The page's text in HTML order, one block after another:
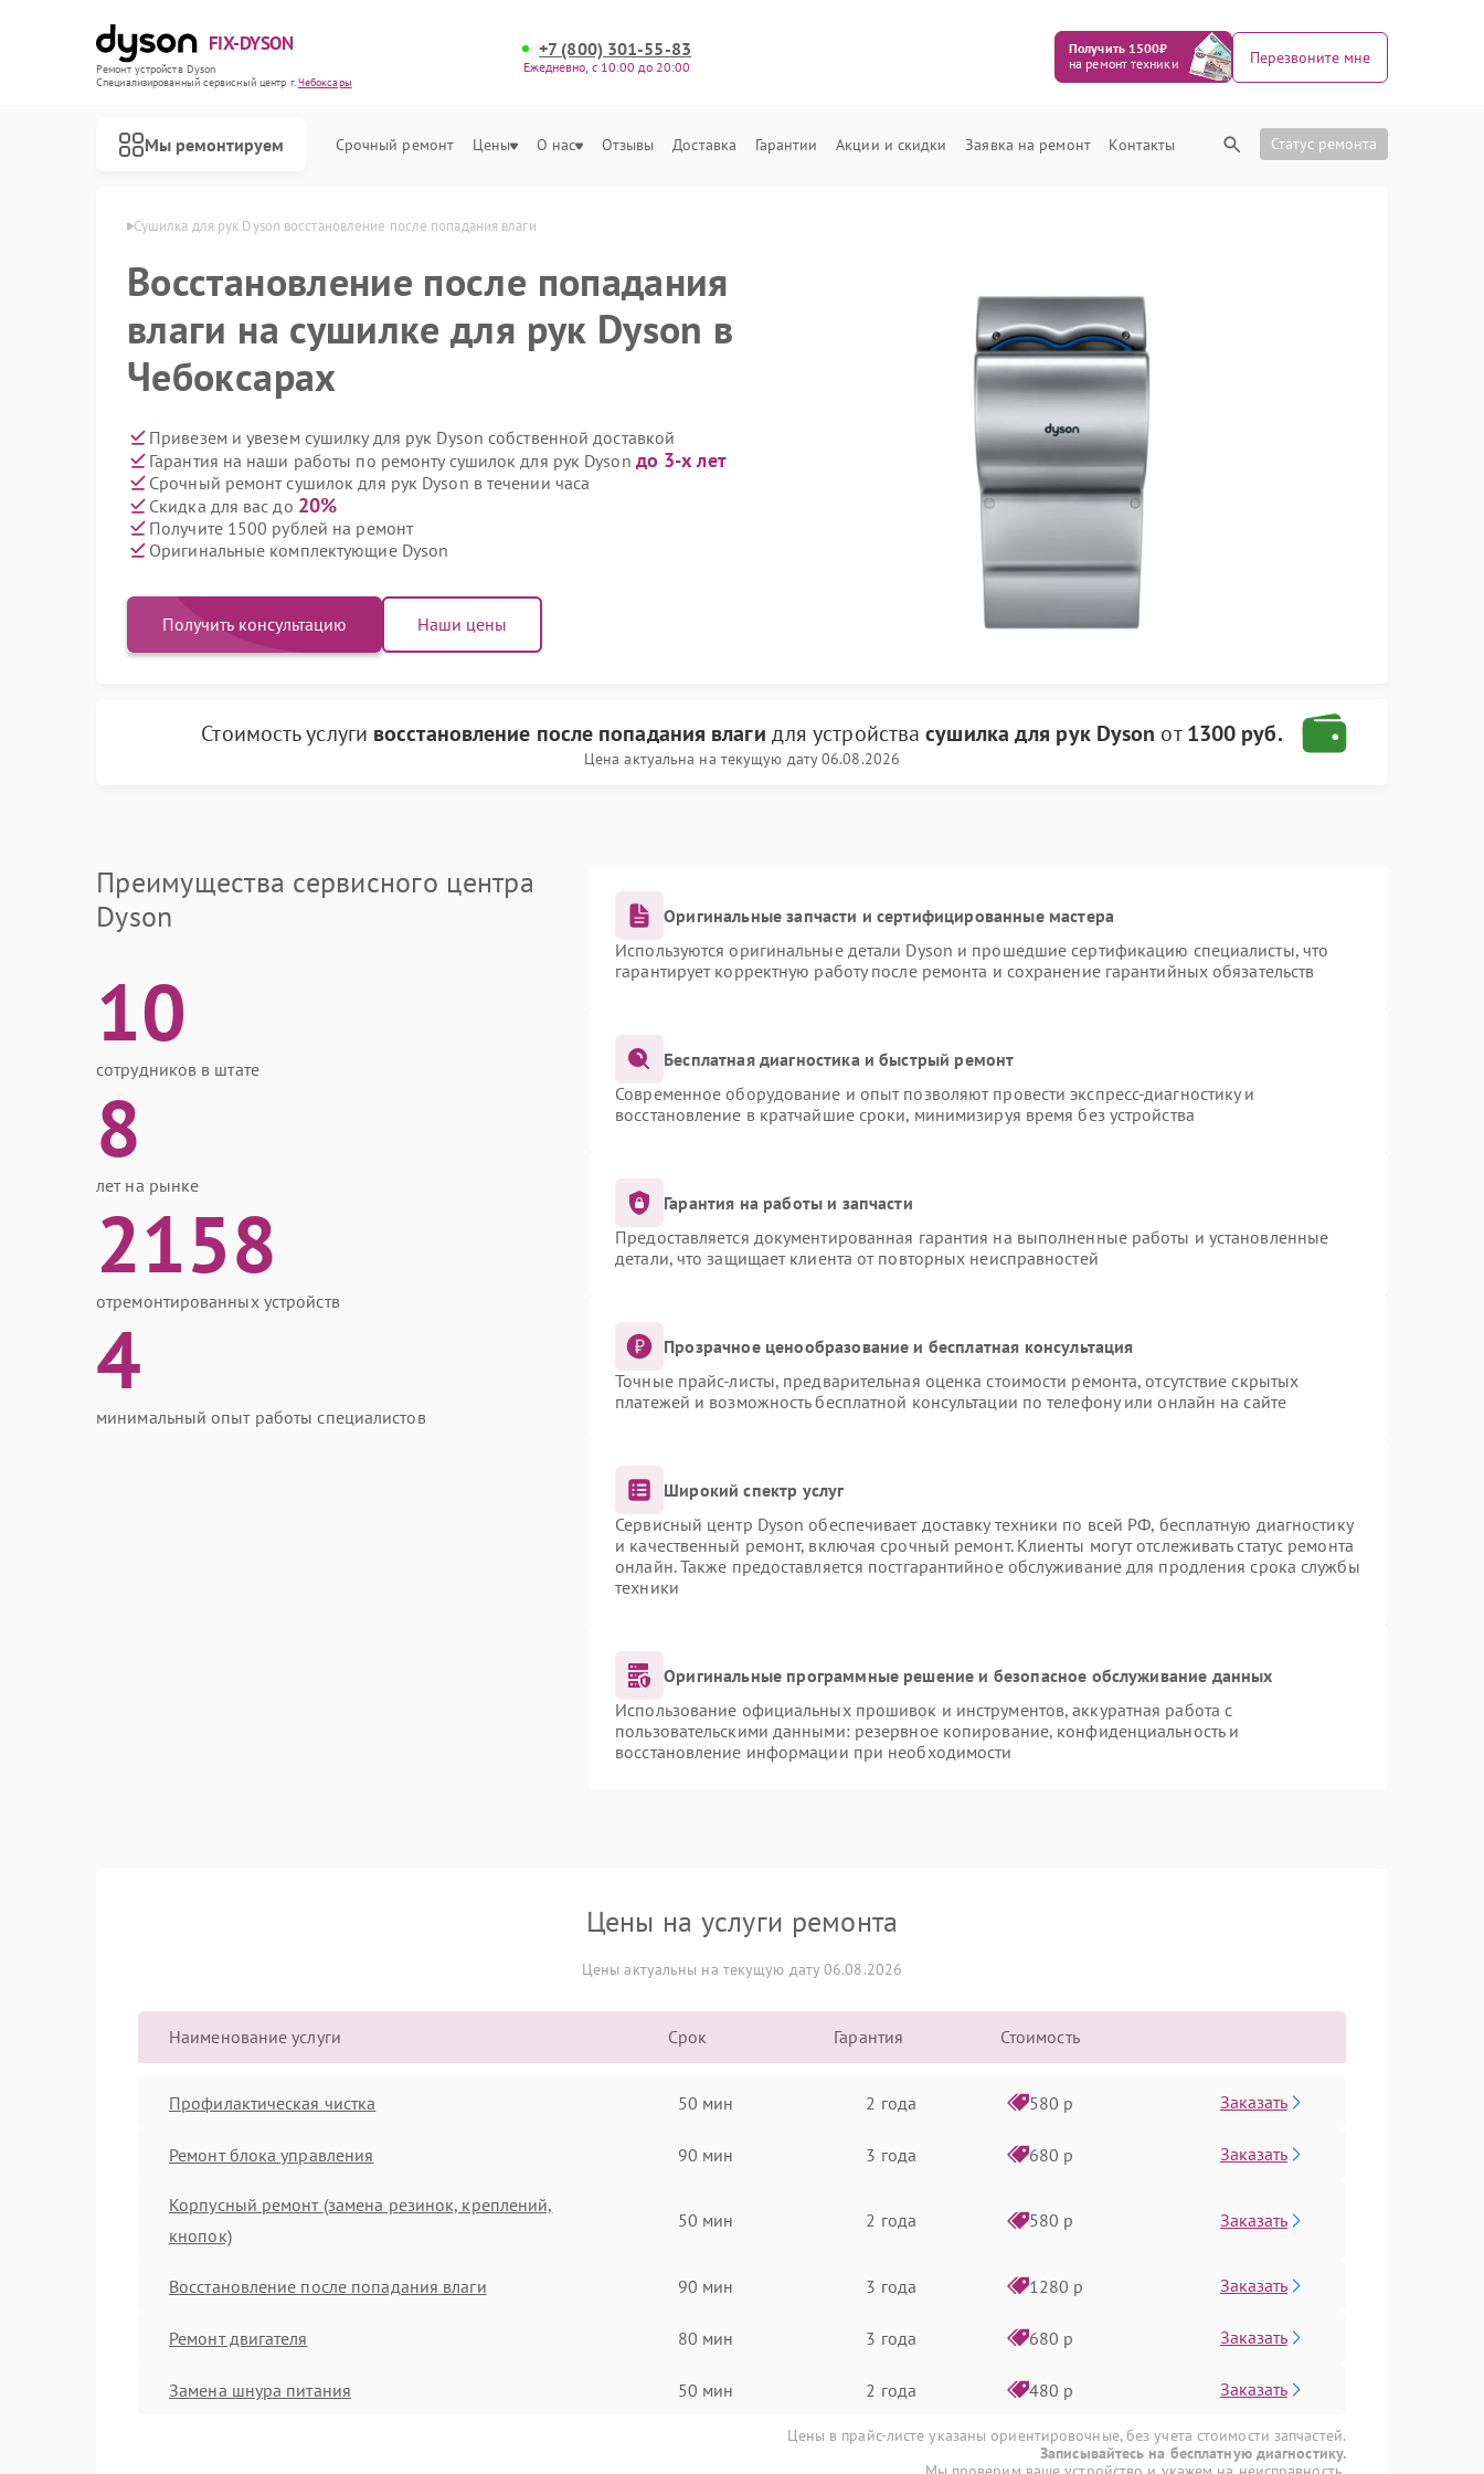
FIX-DYSON
Ремонт устройств Dyson
Специализированный cервисный центр г.Чебоксары
+7 (800) 301-55-83
Ежедневно, с 10:00 до 20:00
Получить 1500₽
на ремонт техники
Перезвоните мне
Мы ремонтируем Срочный ремонт Цены О нас Отзывы Доставка Гарантии Акции и скидки Заявка на ремонт Контакты Статус ремонта
Сушилка для рук Dyson восстановление после попадания влаги
Восстановление после попадания
влаги на сушилке для рук Dyson в
Чебоксарах
Привезем и увезем сушилку для рук Dyson собственной доставкой
Гарантия на наши работы по ремонту сушилок для рук Dyson до 3-х лет
Срочный ремонт сушилок для рук Dyson в течении часа
Скидка для вас до 20%
Получите 1500 рублей на ремонт
Оригинальные комплектующие Dyson
Получить консультацию Наши цены
Стоимость услуги восстановление после попадания влаги для устройствасушилка для рук Dyson от1300 руб.
Цена актуальна на текущую дату 06.08.2026
Преимущества сервисного центра
Dyson
10
сотрудников в штате
8
лет на рынке
2158
отремонтированных устройств
4
минимальный опыт работы специалистов
Оригинальные запчасти и сертифицированные мастера
Используются оригинальные детали Dyson и прошедшие сертификацию специалисты, что
гарантирует корректную работу после ремонта и сохранение гарантийных обязательств
Бесплатная диагностика и быстрый ремонт
Современное оборудование и опыт позволяют провести экспресс-диагностику и
восстановление в кратчайшие сроки, минимизируя время без устройства
Гарантия на работы и запчасти
Предоставляется документированная гарантия на выполненные работы и установленные
детали, что защищает клиента от повторных неисправностей
Прозрачное ценообразование и бесплатная консультация
Точные прайс-листы, предварительная оценка стоимости ремонта, отсутствие скрытых
платежей и возможность бесплатной консультации по телефону или онлайн на сайте
Широкий спектр услуг
Сервисный центр Dyson обеспечивает доставку техники по всей РФ, бесплатную диагностику
и качественный ремонт, включая срочный ремонт. Клиенты могут отслеживать статус ремонта
онлайн. Также предоставляется постгарантийное обслуживание для продления срока службы
техники
Оригинальные программные решение и безопасное обслуживание данных
Использование официальных прошивок и инструментов, аккуратная работа с
пользовательскими данными: резервное копирование, конфиденциальность и
восстановление информации при необходимости
Цены на услуги ремонта
Цены актуальны на текущую дату 06.08.2026
Наименование услуги Срок Гарантия Стоимость
Профилактическая чистка 50 мин 2 года 580 р Заказать
Ремонт блока управления 90 мин 3 года 680 р Заказать
Корпусный ремонт (замена резинок, креплений,
кнопок)
50 мин 2 года 580 р Заказать
Восстановление после попадания влаги 90 мин 3 года 1280 р Заказать
Ремонт двигателя 80 мин 3 года 680 р Заказать
Замена шнура питания 50 мин 2 года 480 р Заказать
Цены в прайс-листе указаны ориентировочные, без учета стоимости запчастей.
Записывайтесь на бесплатную диагностику.